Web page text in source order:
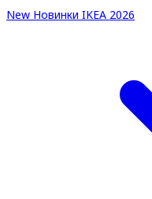
New Новинки IKEA 2026